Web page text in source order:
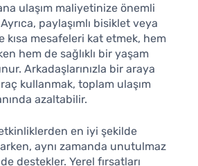
ulaşım maliyetinize önemli
paylaşımlı bisiklet veya
kısa mesafeleri kat etmek, hem
hem de sağlıklı bir yaşam
Arkadaşlarınızla bir araya
kullanmak, toplam ulaşım
azaltabilir.
en iyi şekilde
aynı zamanda unutulmaz
destekler. Yerel fırsatları